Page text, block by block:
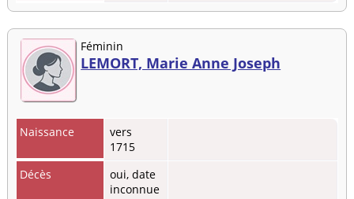
Féminin
LEMORT, Marie Anne Joseph
Naissance
vers
1715
Décès
oui, date
inconnue